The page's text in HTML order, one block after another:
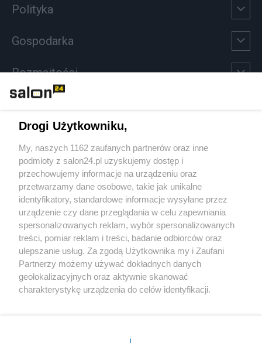
Polityka
Gospodarka
Rozmaitości
Sport
Społeczeństwo
Kultura
X Facebook Instagram Youtube
Drogi Użytkowniku,
My, naszych 1162 zaufanych partnerów oraz inne
podmioty z salon24.pl uzyskujemy dostęp i
przechowujemy informacje na urządzeniu oraz
przetwarzamy dane osobowe, takie jak unikalne
identyfikatory, standardowe informacje wysyłane przez
urządzenie czy dane przeglądania w celu zapewniania
spersonalizowanych reklam, wybór spersonalizowanych
treści, pomiar reklam i treści, badanie odbiorców oraz
ulepszanie usług. Za zgodą Użytkownika my i Zaufani
Partnerzy możemy używać dokładnych danych
geolokalizacyjnych oraz aktywnie skanować
charakterystykę urządzenia do celów identyfikacji.
zmienić/wycofać klikając przycisk ustawień prywatności